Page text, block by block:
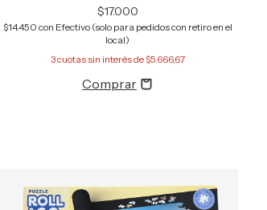
$17.000
$14.450 con Efectivo (solo para pedidos con retiro en el
local)
3cuotas sin interés de$5.666,67